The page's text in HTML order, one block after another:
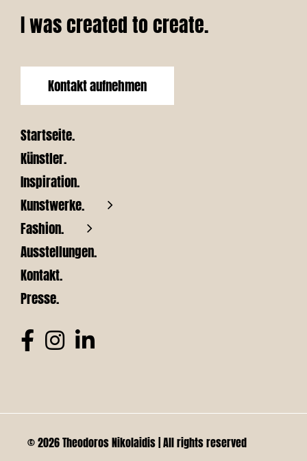
I was created to create.
Kontakt aufnehmen
Startseite.
Künstler.
Inspiration.
Kunstwerke.
Fashion.
Ausstellungen.
Kontakt.
Presse.
© 2026 Theodoros Nikolaidis | All rights reserved